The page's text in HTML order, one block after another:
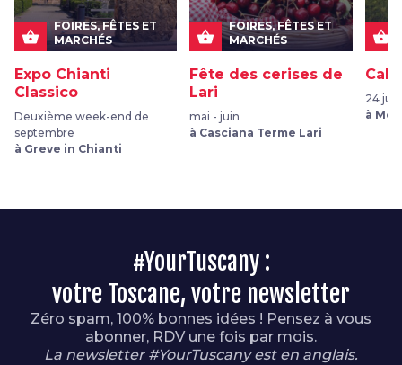
shopping_basket
FOIRES, FÊTES ET
MARCHÉS
Expo Chianti
Classico
Deuxième week-end de
septembre
à Greve in Chianti
shopping_basket
FOIRES, FÊTES ET
MARCHÉS
Fête des cerises de
Lari
mai - juin
à Casciana Terme Lari
shopping_basket
24
à
#YourTuscany :
votre Toscane, votre newsletter
Zéro spam, 100% bonnes idées ! Pensez à vous
abonner, RDV une fois par mois.
La newsletter #YourTuscany est en anglais.